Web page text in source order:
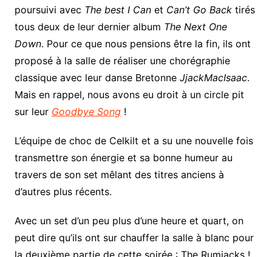
poursuivi avec The best I Canet Can’t Go Backtirés
tous deux de leur dernier album The Next One
Down. Pour ce que nous pensions être la fin, ils ont
proposé à la salle de réaliser une chorégraphie
classique avec leur danse Bretonne JjackMacIsaac.
Mais en rappel, nous avons eu droit à un circle pit
sur leur Goodbye Song!
L’équipe de choc de Celkilt et a su une nouvelle fois
transmettre son énergie et sa bonne humeur au
travers de son set mêlant des titres anciens à
d’autres plus récents.
Avec un set d’un peu plus d’une heure et quart, on
peut dire qu’ils ont sur chauffer la salle à blanc pour
la deuxième partie de cette soirée : The Rumjacks !